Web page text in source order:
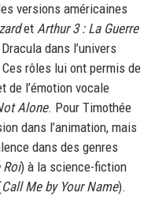
versions américaines
et Arthur 3 : La Guerre
dans l’univers
rôles lui ont permis de
de l’émotion vocale
Alone. Pour Timothée
dans l’animation, mais
dans des genres
Roi) à la science-fiction
Call Me by Your Name).